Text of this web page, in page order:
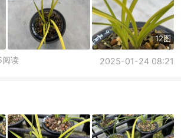
12图
2025-01-24 08:21
读